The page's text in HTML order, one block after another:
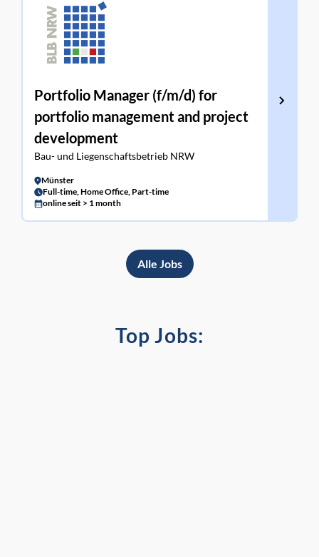
Portfolio Manager (f/m/d) for
portfolio management and project
development
Bau- und Liegenschaftsbetrieb NRW
Münster
Full-time, Home Office, Part-time
online seit > 1 month
Alle Jobs
Top Jobs: